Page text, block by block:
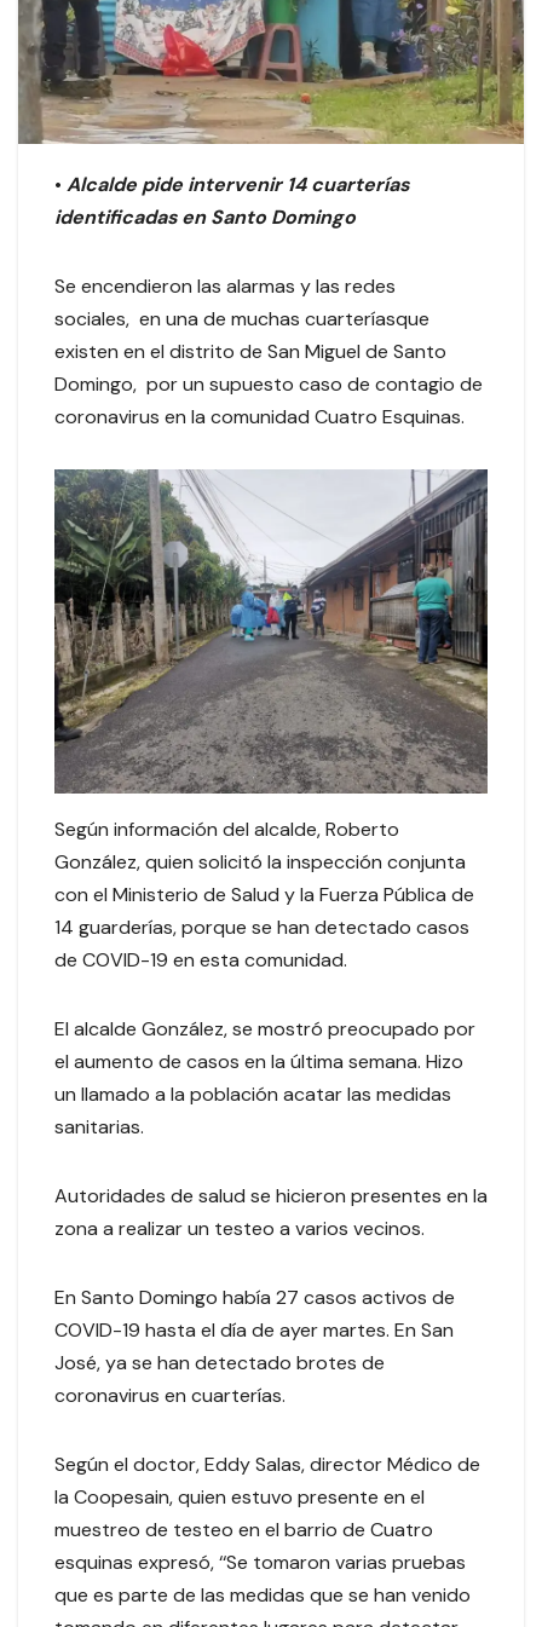
• Alcalde pide intervenir 14 cuarterías
identificadas en Santo Domingo
Se encendieron las alarmas y las redes
sociales, en una de muchas cuarteríasque
existen en el distrito de San Miguel de Santo
Domingo, por un supuesto caso de contagio de
coronavirus en la comunidad Cuatro Esquinas.
Según información del alcalde, Roberto
González, quien solicitó la inspección conjunta
con el Ministerio de Salud y la Fuerza Pública de
14 guarderías, porque se han detectado casos
de COVID-19 en esta comunidad.
El alcalde González, se mostró preocupado por
el aumento de casos en la última semana. Hizo
un llamado a la población acatar las medidas
sanitarias.
Autoridades de salud se hicieron presentes en la
zona a realizar un testeo a varios vecinos.
En Santo Domingo había 27 casos activos de
COVID-19 hasta el día de ayer martes. En San
José, ya se han detectado brotes de
coronavirus en cuarterías.
Según el doctor, Eddy Salas, director Médico de
la Coopesain, quien estuvo presente en el
muestreo de testeo en el barrio de Cuatro
esquinas expresó, ‘‘Se tomaron varias pruebas
que es parte de las medidas que se han venido